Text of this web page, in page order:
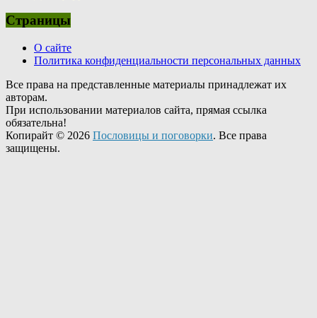
Страницы
О сайте
Политика конфиденциальности персональных данных
Все права на представленные материалы принадлежат их
авторам.
При использовании материалов сайта, прямая ссылка
обязательна!
Копирайт © 2026 Пословицы и поговорки. Все права
защищены.